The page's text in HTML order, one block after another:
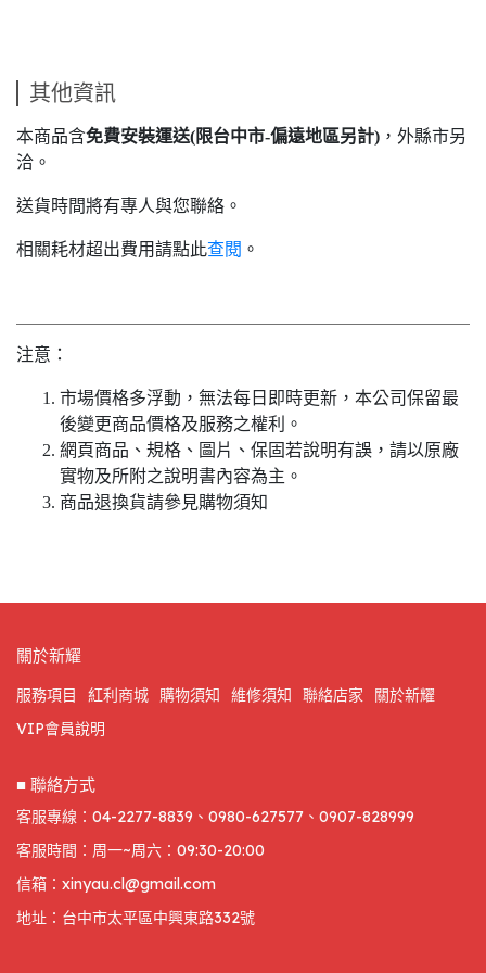
其他資訊
本商品含免費安裝運送(限台中市-偏遠地區另計) ，外縣市另
洽。
送貨時間將有專人與您聯絡。
相關耗材超出費用請點此查閱 。
注意：
市場價格多浮動，無法每日即時更新，本公司保留最
後變更商品價格及服務之權利。
網頁商品、規格、圖片、保固若說明有誤，請以原廠
實物及所附之說明書內容為主。
商品退換貨請參見購物須知
關於新耀
服務項目 紅利商城 購物須知 維修須知 聯絡店家
關於新耀
VIP會員說明
■ 聯絡方式
客服專線：04-2277-8839、0980-627577、0907-828999
客服時間：周一~周六：09:30-20:00
信箱：xinyau.cl@gmail.com
地址：台中市太平區中興東路332號